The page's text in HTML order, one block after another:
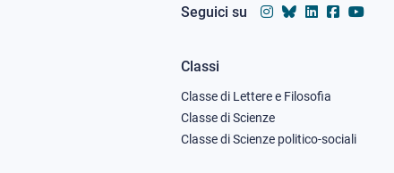
Seguici su
Footer
column
Classi
Classe di Lettere e Filosofia
Classe di Scienze
Classe di Scienze politico-sociali